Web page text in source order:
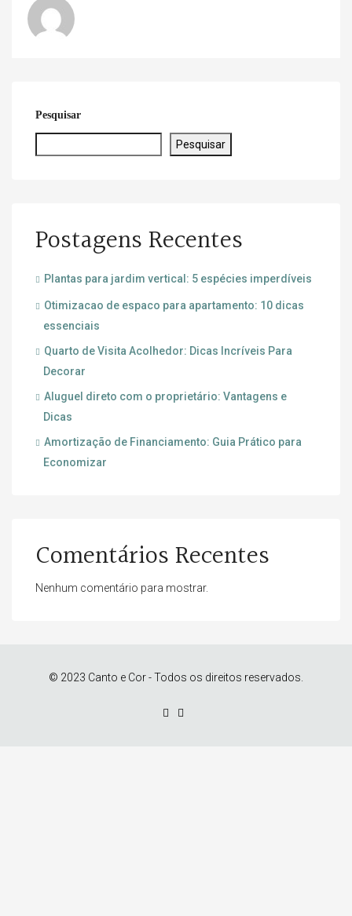
Pesquisar
Pesquisar
Postagens Recentes
Plantas para jardim vertical: 5 espécies imperdíveis
Otimizacao de espaco para apartamento: 10 dicas
essenciais
Quarto de Visita Acolhedor: Dicas Incríveis Para
Decorar
Aluguel direto com o proprietário: Vantagens e
Dicas
Amortização de Financiamento: Guia Prático para
Economizar
Comentários Recentes
Nenhum comentário para mostrar.
© 2023 Canto e Cor - Todos os direitos reservados.